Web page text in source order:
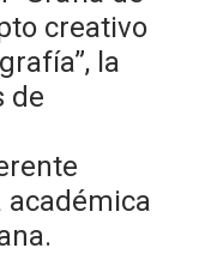
creativo
la
de